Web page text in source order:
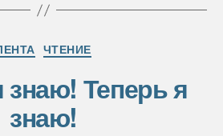
Рубрики
ЧТЕНИЕ
знаю! Теперь я
знаю!